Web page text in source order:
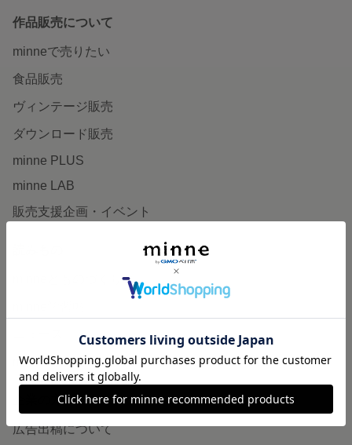
作品販売について
minneで売りたい
食品販売
ヴィンテージ販売
ダウンロード販売
minne PLUS
minne LAB
販売支援企画・イベント
minneとものづくりと
minneの本
企業の方へ
広告出稿について